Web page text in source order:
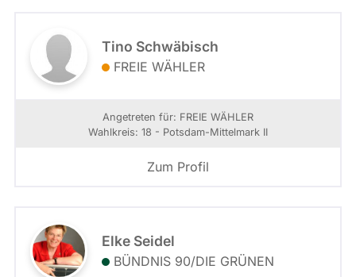
Tino Schwäbisch
FREIE WÄHLER
Angetreten für: FREIE WÄHLER
Wahlkreis: 18 - Potsdam-Mittelmark II
Zum Profil
Elke Seidel
BÜNDNIS 90/­DIE GRÜNEN